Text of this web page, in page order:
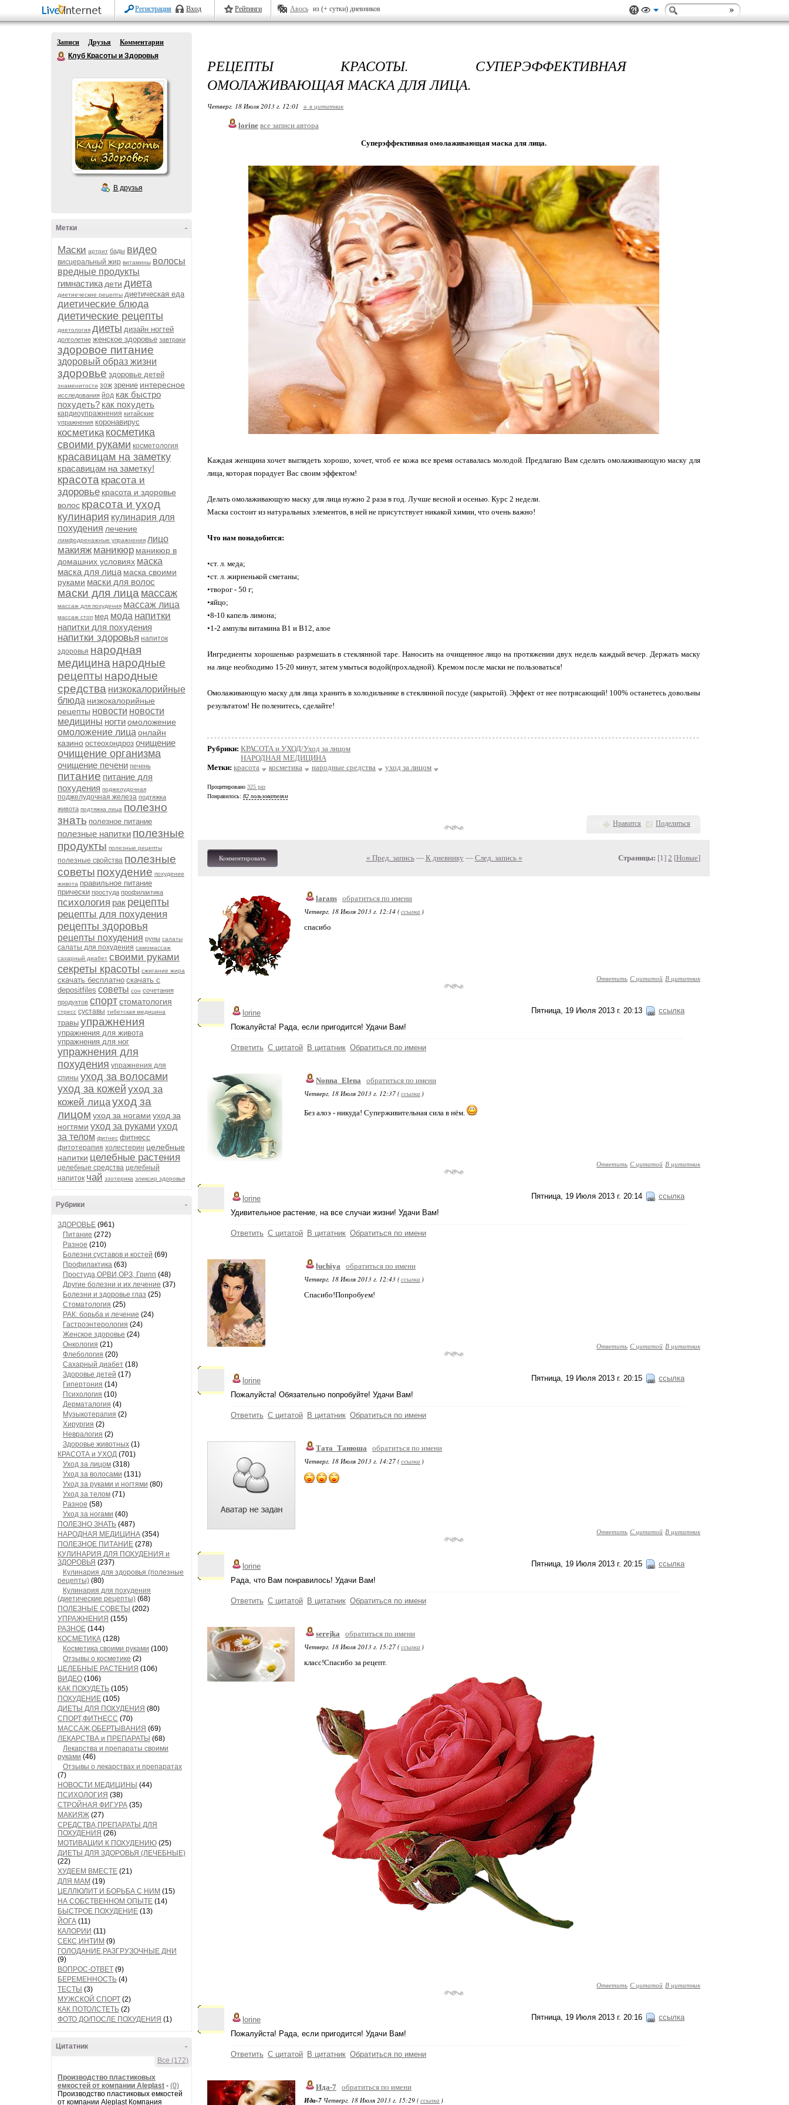
Регистрация Вход Рейтинги Авось из (+ сутки) дневников
Записи Друзья
Комментарии
Клуб Красоты и Здоровья
В друзья
-
Метки
Маски артрит бады видео
висцеральный жир витамины волосы
вредные продукты
гимнастика дети диета
диетиеческие рецепты диетическая еда
диетические блюда
диетические рецепты
диетология диеты дизайн ногтей
долголетие женское здоровье завтраки
здоровое питание
здоровый образ жизни
здоровье здоровье детей
знаменитости зож зрение интересное
исследования йод как быстро
похудеть? как похудеть
кардиоупражнения китайские
упражнения коронавирус
косметика косметика
своими руками косметология
красавицам на заметку
красавицам на заметку!
красота красота и
здоровье красота и здоровье
волос красота и уход
кулинария кулинария для
похудения лечение
лимфодренажные упражнения лицо
макияж маникюр маникюр в
домашних условиях маска
маска для лица маска своими
руками маски для волос
маски для лица массаж
массаж для похудения массаж лица
массаж стоп мед мода напитки
напитки для похудения
напитки здоровья напиток
здоровья народная
медицина народные
рецепты народные
средства низкокалорийные
блюда низкокалорийные
рецепты новости новости
медицины ногтиомоложение
омоложение лица онлайн
казино остеохондроз очищение
очищение организма
очищение печени печень
питание питание для
похудения поджелудочная
поджелудочная железа подтяжка
живота подтяжка лица полезно
знать полезное питание
полезные напитки полезные
продукты полезные рецепты
полезные свойства полезные
советы похудение похудение
живота правильное питание
прически простуда профилактика
психология рак рецепты
рецепты для похудения
рецепты здоровья
рецепты похудения руны салаты
салаты для похудения самомассаж
сахарный диабет своими руками
секреты красоты сжигание жира
скачать бесплатно скачать с
depositfiles советы сон сочетания
продуктов спортстоматология
стресс суставы тибетская медицина
травы упражнения
упражнения для живота
упражнения для ног
упражнения для
похудения упражнения для
спины уход за волосами
уход за кожей уход за
кожей лицауход за
лицом уход за ногами уход за
ногтями уход за руками уход
за телом фитнес фитнесс
фитотерапия холестерин целебные
напитки целебные растения
целебные средства целебный
напиток чай эзотерика эликсир здоровья
-
Рубрики
ЗДОРОВЬЕ (961)
Питание (272)
Разное (210)
Болезни суставов и костей (69)
Профилактика (63)
Простуда,ОРВИ,ОРЗ, Грипп (48)
Другие болезни и их лечение (37)
Болезни и здоровье глаз (25)
Стоматология (25)
РАК: борьба и лечение (24)
Гастроэнтерология (24)
Женское здоровье (24)
Онкология (21)
Флебология (20)
Сахарный диабет (18)
Здоровье детей (17)
Гипертония (14)
Психология (10)
Дерматалогия (4)
Музыкотерапия (2)
Хирургия (2)
Невралогия (2)
Здоровье животных (1)
КРАСОТА и УХОД (701)
Уход за лицом (318)
Уход за волосами (131)
Уход за руками и ногтями (80)
Уход за телом (71)
Разное (58)
Уход за ногами (40)
ПОЛЕЗНО ЗНАТЬ (487)
НАРОДНАЯ МЕДИЦИНА (354)
ПОЛЕЗНОЕ ПИТАНИЕ (278)
КУЛИНАРИЯ ДЛЯ ПОХУДЕНИЯ и
ЗДОРОВЬЯ (237)
Кулинария для здоровья (полезные
рецепты) (80)
Кулинария для похудения
(диетические рецепты) (68)
ПОЛЕЗНЫЕ СОВЕТЫ (202)
УПРАЖНЕНИЯ (155)
РАЗНОЕ (144)
КОСМЕТИКА (128)
Косметика своими руками (100)
Отзывы о косметике (2)
ЦЕЛЕБНЫЕ РАСТЕНИЯ (106)
ВИДЕО (106)
КАК ПОХУДЕТЬ (105)
ПОХУДЕНИЕ (105)
ДИЕТЫ ДЛЯ ПОХУДЕНИЯ (80)
СПОРТ,ФИТНЕСС (70)
МАССАЖ,ОБЕРТЫВАНИЯ (69)
ЛЕКАРСТВА и ПРЕПАРАТЫ (68)
Лекарства и препараты своими
руками (46)
Отзывы о лекарствах и препаратах
(7)
НОВОСТИ МЕДИЦИНЫ (44)
ПСИХОЛОГИЯ (38)
СТРОЙНАЯ ФИГУРА (35)
МАКИЯЖ (27)
СРЕДСТВА,ПРЕПАРАТЫ ДЛЯ
ПОХУДЕНИЯ (26)
МОТИВАЦИИ К ПОХУДЕНИЮ (25)
ДИЕТЫ ДЛЯ ЗДОРОВЬЯ (ЛЕЧЕБНЫЕ)
(22)
ХУДЕЕМ ВМЕСТЕ (21)
ДЛЯ МАМ (19)
ЦЕЛЛЮЛИТ И БОРЬБА С НИМ (15)
НА СОБСТВЕННОМ ОПЫТЕ (14)
БЫСТРОЕ ПОХУДЕНИЕ (13)
ЙОГА (11)
КАЛОРИИ (11)
СЕКС,ИНТИМ (9)
ГОЛОДАНИЕ,РАЗГРУЗОЧНЫЕ ДНИ
(9)
ВОПРОС-ОТВЕТ (9)
БЕРЕМЕННОСТЬ (4)
ТЕСТЫ (3)
МУЖСКОЙ СПОРТ (2)
КАК ПОТОЛСТЕТЬ (2)
ФОТО ДО/ПОСЛЕ ПОХУДЕНИЯ (1)
-
Цитатник
Все (172)
Производство пластиковых
емкостей от компании Aleplast - (0)
Производство пластиковых емкостей
от компании Aleplast Компания
РЕЦЕПТЫ КРАСОТЫ. СУПЕРЭФФЕКТИВНАЯ
ОМОЛАЖИВАЮЩАЯ МАСКА ДЛЯ ЛИЦА.
Четверг, 18 Июля 2013 г. 12:01 + в цитатник
lorine все записи автора
Суперэффективная омолаживающая маска для лица.
Каждая женщина хочет выглядеть хорошо, хочет, чтоб ее кожа все время оставалась молодой. Предлагаю Вам сделать омолаживающую маску для
лица, которая порадует Вас своим эффектом!
Делать омолаживающую маску для лица нужно 2 раза в год. Лучше весной и осенью. Курс 2 недели.
Маска состоит из натуральных элементов, в ней не присутствует никакой химии, что очень важно!
Что нам понадобится:
•ст. л. меда;
•ст. л. жирненькой сметаны;
•творог - 50 г;
•яйцо;
•8-10 капель лимона;
•1-2 ампулы витамина В1 и В12, алое
Ингредиенты хорошенько разрмешать в стеклянной таре. Наносить на очищенное лицо на протяжении двух недель каждый вечер. Держать маску
на лице необходимо 15-20 минут, затем умыться водой(прохладной). Кремом после маски не пользоваться!
Омолаживающую маску для лица хранить в холодильнике в стеклянной посуде (закрытой). Эффект от нее потрясающий! 100% останетесь довольны
результатом! Не поленитесь, сделайте!
Рубрики: КРАСОТА и УХОД/Уход за лицом
НАРОДНАЯ МЕДИЦИНА
Метки: красота косметика народные средства уход за лицом
Процитировано 325 раз
Понравилось: 82 пользователям
Нравится Поделиться
Комментировать « Пред. запись— К дневнику — След. запись » Страницы: [1] 2 [Новые]
larans обратиться по имени
Четверг, 18 Июля 2013 г. 12:14 (ссылка )
спасибо
Ответить С цитатой В цитатник
Пятница, 19 Июля 2013 г. 20:13 ссылка
lorine
Пожалуйста! Рада, если пригодится! Удачи Вам!
Ответить С цитатой В цитатник Обратиться по имени
Nonna_Elena
обратиться по имени
Четверг, 18 Июля 2013 г. 12:37 (ссылка )
Без алоэ - никуда! Суперживительная сила в нём.
Ответить С цитатой В цитатник
Пятница, 19 Июля 2013 г. 20:14 ссылка
lorine
Удивительное растение, на все случаи жизни! Удачи Вам!
Ответить С цитатой В цитатник Обратиться по имени
luchiya
обратиться по имени
Четверг, 18 Июля 2013 г. 12:43 (ссылка )
Спасибо!Попробуем!
Ответить С цитатой В цитатник
Пятница, 19 Июля 2013 г. 20:15 ссылка
lorine
Пожалуйста! Обязательно попробуйте! Удачи Вам!
Ответить С цитатой В цитатник Обратиться по имени
Тата_Танюша
обратиться по имени
Четверг, 18 Июля 2013 г. 14:27 (ссылка )
Ответить С цитатой В цитатник
Пятница, 19 Июля 2013 г. 20:15 ссылка
lorine
Рада, что Вам понравилось! Удачи Вам!
Ответить С цитатой В цитатник Обратиться по имени
serejka
обратиться по имени
Четверг, 18 Июля 2013 г. 15:27 (ссылка )
класс!Спасибо за рецепт.
Ответить С цитатой В цитатник
Пятница, 19 Июля 2013 г. 20:16 ссылка
lorine
Пожалуйста! Рада, если пригодится! Удачи Вам!
Ответить С цитатой В цитатник Обратиться по имени
Ида-7 обратиться по имени
Ида-7 Четверг, 18 Июля 2013 г. 15:29 (ссылка )